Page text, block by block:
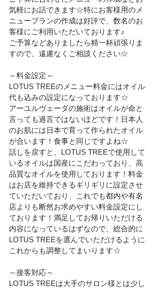
気軽にお話できます☆特にお客様用のメ
ニュープランの作成は好評で、数名のお
客様にご利用いただいております♪
ご予算などありましたら精一杯頑張りま
すので、遠慮なくご相談ください☆
～料金設定～
LOTUS TREEのメニュー料金にはオイル
代も込みの設定になっております☆
アーユルヴェーダの施術はオイルが命と
言っても過言ではないほどです！日本人
のお肌には日本で育って作られたオイル
が合います！食事と同じですよね☆
話しを戻すと、LOTUS TREEで使用して
いるオイルは国産にこだわっており、高
品質なオイルを使用しております！料金
はお店を維持できるギリギリに設定させ
ていただいており、これでも都内や有名
店よりも断然お求めやすい料金設定にし
ております！満足してお帰りいただける
内容になっているはずなので、総合的に
LOTUS TREEを選んでいただけるように
これからも調整してまいります☆
～接客対応～
LOTUS TREEは大手のサロン様とは少し